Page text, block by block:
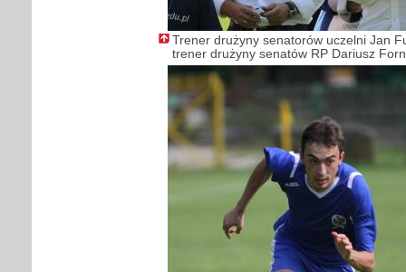
Trener drużyny senatorów uczelni Jan
trener drużyny senatów RP Dariusz